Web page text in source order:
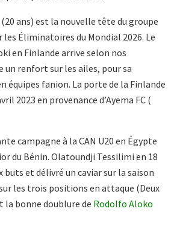
ans) est la nouvelle tête du groupe
les Éliminatoires du Mondial 2026. Le
en Finlande arrive selon nos
un renfort sur les ailes, pour sa
équipes fanion. La porte de la Finlande
2023 en provenance d’Ayema FC (
campagne à la CAN U20 en Égypte
du Bénin. Olatoundji Tessilimi en 18
buts et délivré un caviar sur la saison
les trois positions en attaque (Deux
bonne doublure de Rodolfo Aloko